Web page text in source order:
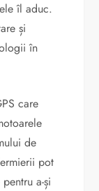
îl aduc.
și
în
care
de
pot
a-și